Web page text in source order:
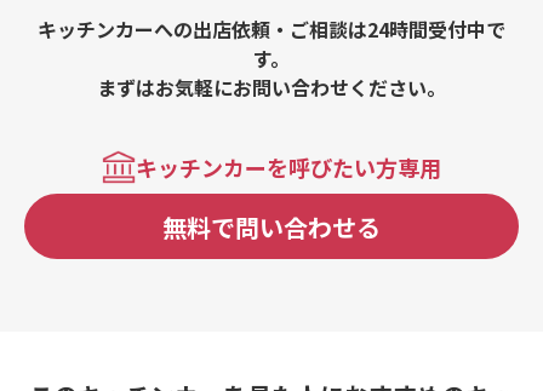
キッチンカーへの出店依頼・ご相談は24時間受付中で
す。
まずはお気軽にお問い合わせください。
キッチンカーを呼びたい方専用
無料で問い合わせる